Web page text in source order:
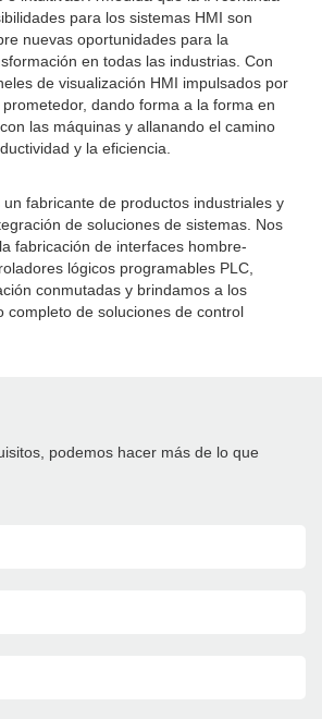
para los sistemas HMI son
nuevas oportunidades para la
en todas las industrias. Con
de visualización HMI impulsados ​​por
dando forma a la forma en
las máquinas y allanando el camino
y la eficiencia.
fabricante de productos industriales y
de soluciones de sistemas. Nos
fabricación de interfaces hombre-
lógicos programables PLC,
conmutadas y brindamos a los
completo de soluciones de control
podemos hacer más de lo que